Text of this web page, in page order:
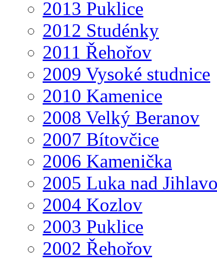
2013 Puklice
2012 Studénky
2011 Řehořov
2009 Vysoké studnice
2010 Kamenice
2008 Velký Beranov
2007 Bítovčice
2006 Kamenička
2005 Luka nad
2004 Kozlov
2003 Puklice
2002 Řehořov